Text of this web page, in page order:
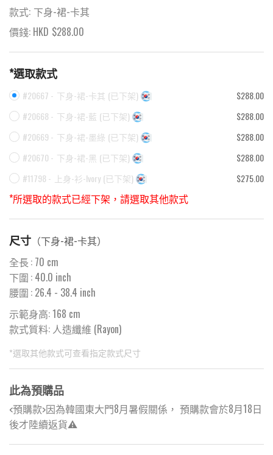
款式: 下身-裙-卡其
價錢: HKD $288.00
*選取款式
#20667 - 下身-裙-卡其 (已下架)
$288.00
#20668 - 下身-裙-藍 (已下架)
$288.00
#20669 - 下身-裙-墨綠 (已下架)
$288.00
#20670 - 下身-裙-黑 (已下架)
$288.00
#11798 - 上身-衫-Ivory (已下架) $275.00
*所選取的款式已經下架，請選取其他款式
尺寸 （下身-裙-卡其）
全長 : 70 cm
下圍 : 40.0 inch
腰圍 : 26.4 - 38.4 inch
示範身高: 168 cm
款式質料: 人造纖維 (Rayon)
*選取其他款式可查看指定款式尺寸
此為預購品
<預購款>因為韓國東大門8月暑假關係， 預購款會於8月18日
後才陸續返貨⚠️